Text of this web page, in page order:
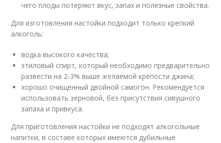
чего плоды потеряют вкус, запах и полезные свойства.
Для изготовления настойки подходит только крепкий
алкоголь:
водка высокого качества;
этиловый спирт, который необходимо предварительно
развести на 2-3% выше желаемой крепости джина;
хорошо очищенный двойной самогон. Рекомендуется
использовать зерновой, без присутствия сивушного
запаха и привкуса.
Для приготовления настойки не подходят алкогольные
напитки, в составе которых имеются дубильные